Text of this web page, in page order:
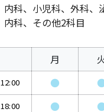
内科、小児科、外科、
内科、その他2科目
月
12:00 ●
18:00 ●